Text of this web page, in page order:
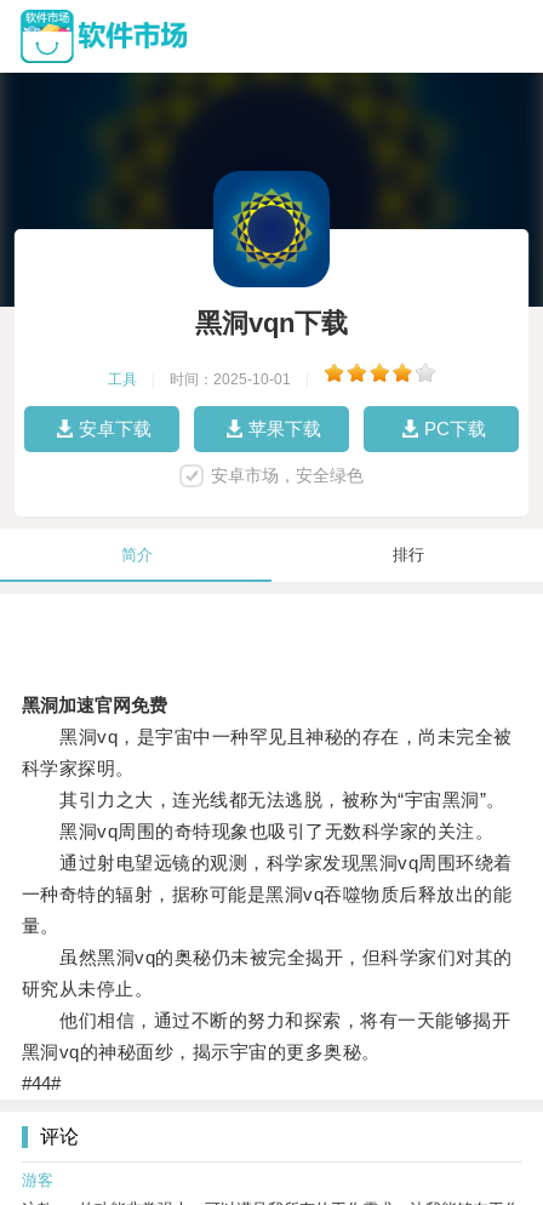
黑洞vqn下载
工具 时间：2025-10-01
安卓下载 苹果下载 PC下载
安卓市场，安全绿色
简介 排行
黑洞加速官网免费
黑洞vq，是宇宙中一种罕见且神秘的存在，尚未完全被
科学家探明。
其引力之大，连光线都无法逃脱，被称为“宇宙黑洞”。
黑洞vq周围的奇特现象也吸引了无数科学家的关注。
通过射电望远镜的观测，科学家发现黑洞vq周围环绕着
一种奇特的辐射，据称可能是黑洞vq吞噬物质后释放出的能
量。
虽然黑洞vq的奥秘仍未被完全揭开，但科学家们对其的
研究从未停止。
他们相信，通过不断的努力和探索，将有一天能够揭开
黑洞vq的神秘面纱，揭示宇宙的更多奥秘。
#44#
评论
游客